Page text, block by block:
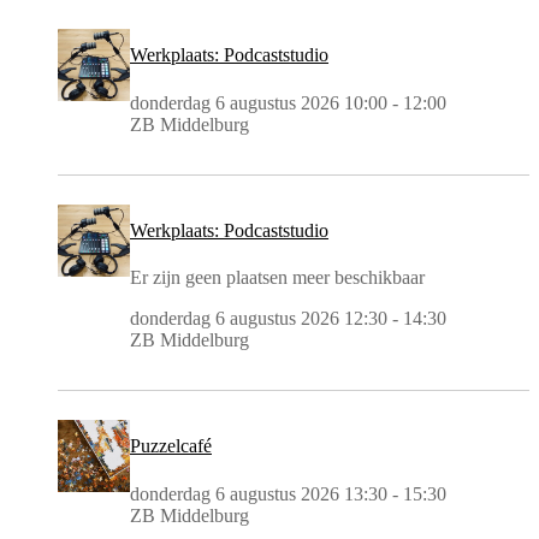
Werkplaats: Podcaststudio
donderdag 6 augustus 2026 10:00 - 12:00
ZB Middelburg
Werkplaats: Podcaststudio
Er zijn geen plaatsen meer beschikbaar
donderdag 6 augustus 2026 12:30 - 14:30
ZB Middelburg
Puzzelcafé
donderdag 6 augustus 2026 13:30 - 15:30
ZB Middelburg